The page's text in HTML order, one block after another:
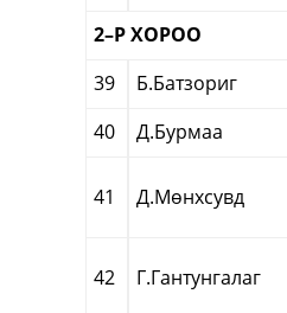
2–Р ХОРОО
39
Б.Батзориг
40
Д.Бурмаа
41 Д.Мөнхсувд
42 Г.Гантунгалаг